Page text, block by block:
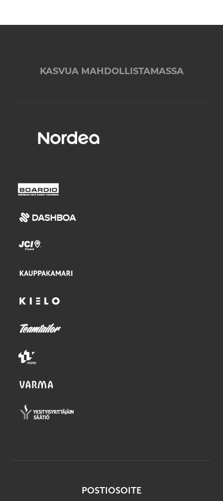
KASVUA MAHDOLLISTAMASSA
POSTIOSOITE